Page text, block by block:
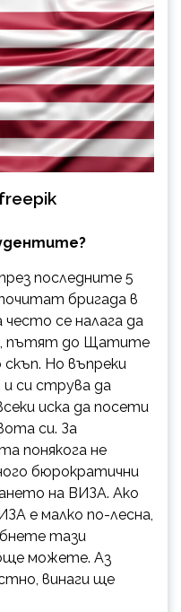
последните 5
бригада в
се налага да
пътят до Щатите
скъп. Но въпреки
си струва да
иска да посети
си. За
понякога не
бюрократични
на ВИЗА. Ако
е малко по-лесна,
тази
можете. Аз
винаги ще